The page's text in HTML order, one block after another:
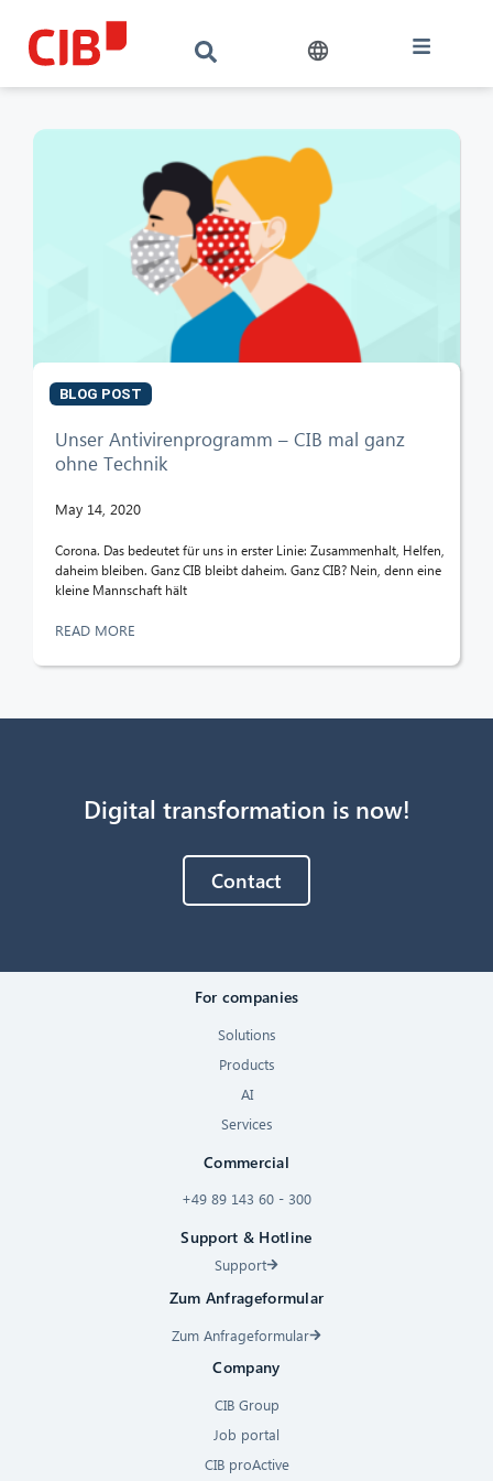
BLOG POST
Unser Antivirenprogramm – CIB mal ganz
ohne Technik
May 14, 2020
Corona. Das bedeutet für uns in erster Linie: Zusammenhalt, Helfen,
daheim bleiben. Ganz CIB bleibt daheim. Ganz CIB? Nein, denn eine
kleine Mannschaft hält
READ MORE
Digital transformation is now!
Contact
For companies
Solutions
Products
AI
Services
Commercial
+49 89 143 60 - 300
Support & Hotline
Support
Zum Anfrageformular
Zum Anfrageformular
Company
CIB Group
Job portal
CIB proActive
Hello! What can I do for you?